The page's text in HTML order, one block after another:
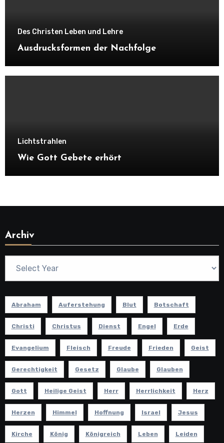
Des Christen Leben und Lehre
Ausdrucksformen der Nachfolge
Lichtstrahlen
Wie Gott Gebete erhört
Archiv
Abraham Auferstehung Blut Botschaft
Christi Christus Dienst Engel Erde
Evangelium Fleisch Freude Frieden Geist
Gerechtigkeit Gesetz Glaube Glauben
Gott Heilige Geist Herr Herrlichkeit Herz
Herzen Himmel Hoffnung Israel Jesus
Kirche König Königreich Leben Leiden